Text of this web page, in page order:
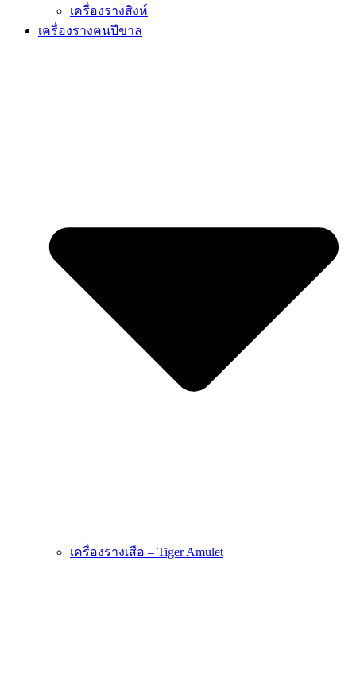
เครื่องรางสิงห์
เครื่องรางฅนปีขาล
เครื่องรางเสือ – Tiger Amulet